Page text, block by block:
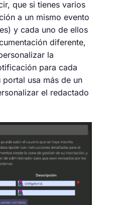
que si tienes varios
a un mismo evento
y cada uno de ellos
diferente,
la
para cada
usa más de un
el redactado